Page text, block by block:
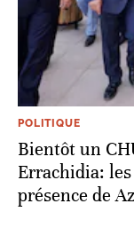
POLITIQUE
Bientôt un
Errachidia:
présence de